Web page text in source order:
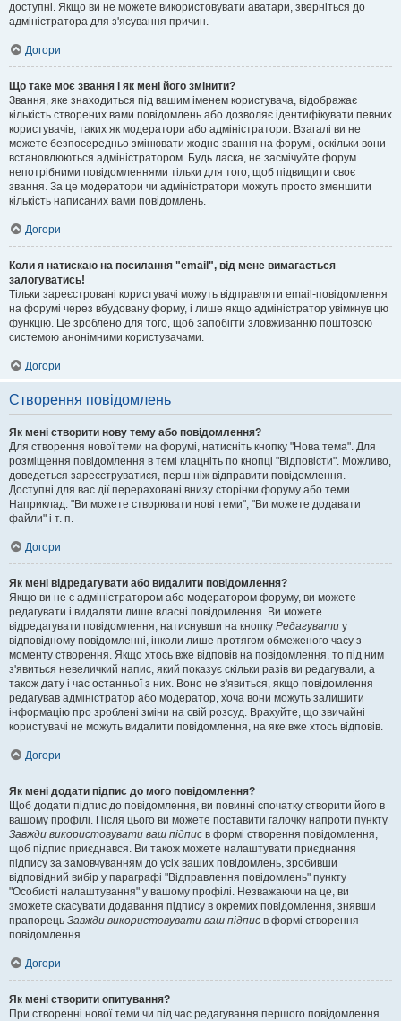
доступні. Якщо ви не можете використовувати аватари, зверніться до
адміністратора для з'ясування причин.
Догори
Що таке моє звання і як мені його змінити?
Звання, яке знаходиться під вашим іменем користувача, відображає
кількість створених вами повідомлень або дозволяє ідентифікувати певних
користувачів, таких як модератори або адміністратори. Взагалі ви не
можете безпосередньо змінювати жодне звання на форумі, оскільки вони
встановлюються адміністратором. Будь ласка, не засмічуйте форум
непотрібними повідомленнями тільки для того, щоб підвищити своє
звання. За це модератори чи адміністратори можуть просто зменшити
кількість написаних вами повідомлень.
Догори
Коли я натискаю на посилання "email", від мене вимагається
залогуватись!
Тільки зареєстровані користувачі можуть відправляти email-повідомлення
на форумі через вбудовану форму, і лише якщо адміністратор увімкнув цю
функцію. Це зроблено для того, щоб запобігти зловживанню поштовою
системою анонімними користувачами.
Догори
Створення повідомлень
Як мені створити нову тему або повідомлення?
Для створення нової теми на форумі, натисніть кнопку "Нова тема". Для
розміщення повідомлення в темі клацніть по кнопці "Відповісти". Можливо,
доведеться зареєструватися, перш ніж відправити повідомлення.
Доступні для вас дії перераховані внизу сторінки форуму або теми.
Наприклад: "Ви можете створювати нові теми", "Ви можете додавати
файли" і т. п.
Догори
Як мені відредагувати або видалити повідомлення?
Якщо ви не є адміністратором або модератором форуму, ви можете
редагувати і видаляти лише власні повідомлення. Ви можете
відредагувати повідомлення, натиснувши на кнопку Редагувати у
відповідному повідомленні, інколи лише протягом обмеженого часу з
моменту створення. Якщо хтось вже відповів на повідомлення, то під ним
з'явиться невеличкий напис, який показує скільки разів ви редагували, а
також дату і час останньої з них. Воно не з'явиться, якщо повідомлення
редагував адміністратор або модератор, хоча вони можуть залишити
інформацію про зроблені зміни на свій розсуд. Врахуйте, що звичайні
користувачі не можуть видалити повідомлення, на яке вже хтось відповів.
Догори
Як мені додати підпис до мого повідомлення?
Щоб додати підпис до повідомлення, ви повинні спочатку створити його в
вашому профілі. Після цього ви можете поставити галочку напроти пункту
Завжди використовувати ваш підпис в формі створення повідомлення,
щоб підпис приєднався. Ви також можете налаштувати приєднання
підпису за замовчуванням до усіх ваших повідомлень, зробивши
відповідний вибір у параграфі "Відправлення повідомлень" пункту
"Особисті налаштування" у вашому профілі. Незважаючи на це, ви
зможете скасувати додавання підпису в окремих повідомлення, знявши
прапорець Завжди використовувати ваш підпис в формі створення
повідомлення.
Догори
Як мені створити опитування?
При створенні нової теми чи під час редагування першого повідомлення